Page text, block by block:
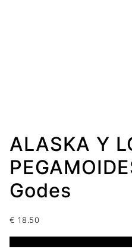
ALASKA Y
Godes
€ 18.50